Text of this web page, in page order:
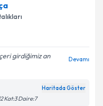
randevu takvimi talebi
randevu almanız için bir
ile bilgilendireceğiz.
ilişkin
Aydınlatma
verilerimin belirtilen
içeri girdiğimiz an
Devamı
Haritada Göster
Kat:3 Daire:7